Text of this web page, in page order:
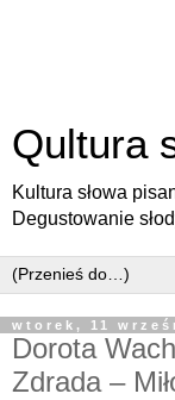
Qultura
Kultura słowa
Degustowanie
wtorek, 11
Dorota
Zdrada –